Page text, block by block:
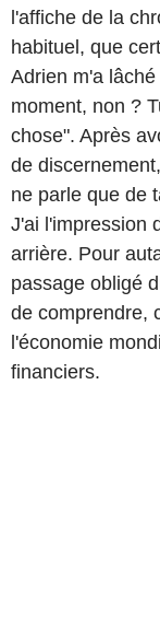
l'affiche de la
habituel, que
Adrien m'a
moment, non ?
chose". Après
de
ne parle que de
J'ai l'impression
arrière. Pour
passage obligé
de comprendre,
l'économie
financiers.